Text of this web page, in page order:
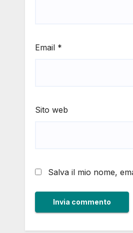
Email *
Sito web
Salva il mio nome,